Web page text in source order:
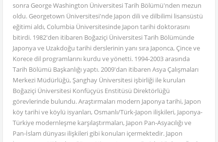
sonra George Washington Üniversitesi Tarih Bölümü'nden mezun
oldu. Georgetown Üniversitesi'nde Japon dili ve dilbilimi lisansüstü
eğitimi aldı, Columbia Üniversitesinde Japon tarihi doktorasını
bitirdi. 1982'den itibaren Boğaziçi Üniversitesi Tarih Bölümünde
Japonya ve Uzakdoğu tarihi derslerinin yanı sıra Japonca, Çince ve
Korece dil programlarını kurdu ve yönetti. 1994-2003 arasında
Tarih Bölümü Başkanlığı yaptı. 2009'dan itibaren Asya Çalışmaları
Merkezi Müdürlüğü, Şanghay Üniversitesi işbirliği ile kurulan
Boğaziçi Üniversitesi Konfüçyüs Enstitüsü Direktörlüğü
görevlerinde bulundu. Araştırmaları modern Japonya tarihi, Japon
köy tarihi ve köylü isyanları, Osmanlı/Türk-Japon ilişkileri, Japonya-
Türkiye modernleşme karşılaştırmaları, Japon Pan-Asyacılığı ve
Pan-İslam dünyası ilişkileri gibi konuları içermektedir. Japon